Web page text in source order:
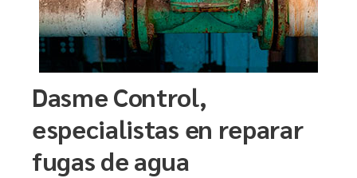
Dasme Control,
especialistas en reparar
fugas de agua